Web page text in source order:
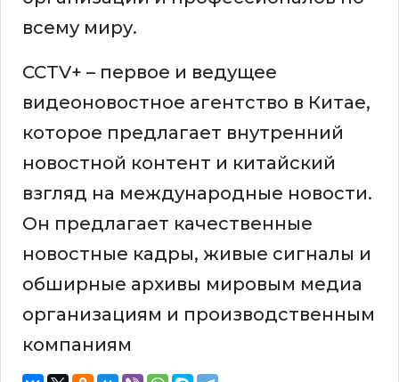
всему миру.
CCTV+ – первое и ведущее
видеоновостное агентство в Китае,
которое предлагает внутренний
новостной контент и китайский
взгляд на международные новости.
Он предлагает качественные
новостные кадры, живые сигналы и
обширные архивы мировым медиа
организациям и производственным
компаниям